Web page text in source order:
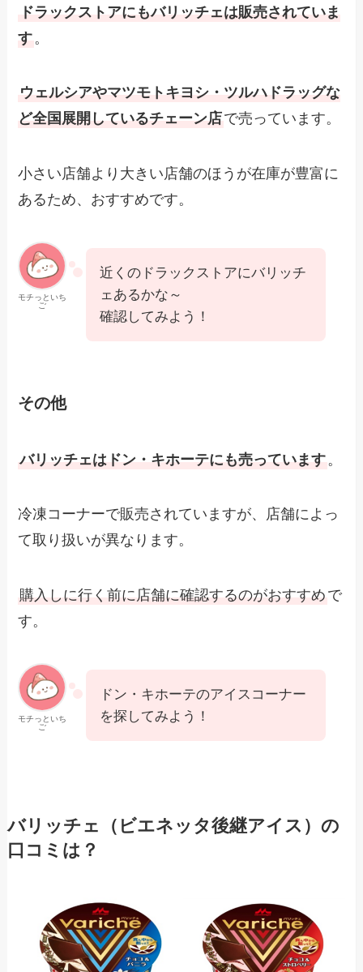
ドラックストアにもバリッチェは販売されていま
す 。
ウェルシアやマツモトキヨシ・ツルハドラッグな
ど全国展開しているチェーン店で売っています。
小さい店舗より大きい店舗のほうが在庫が豊富に
あるため、おすすめです。
モチっといち
ご
近くのドラックストアにバリッチ
ェあるかな～
確認してみよう！
その他
バリッチェはドン・キホーテにも売っています 。
冷凍コーナーで販売されていますが、店舗によっ
て取り扱いが異なります。
購入しに行く前に店舗に確認するのがおすすめ で
す。
モチっといち
ご
ドン・キホーテのアイスコーナー
を探してみよう！
バリッチェ（ビエネッタ後継アイス）の
口コミは？